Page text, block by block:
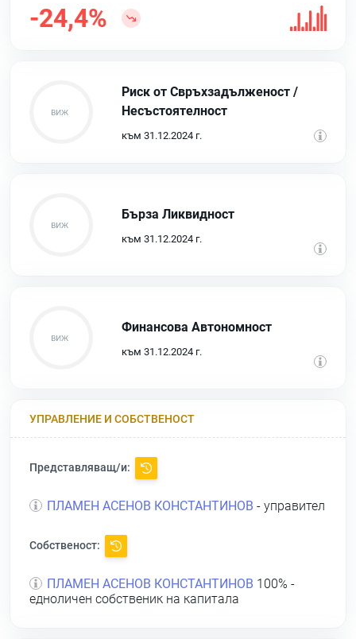
-24,4%
Риск от Свръхзадълженост /
Несъстоятелност
към 31.12.2024 г.
Бърза Ликвидност
към 31.12.2024 г.
Финансова Автономност
към 31.12.2024 г.
УПРАВЛЕНИЕ И СОБСТВЕНОСТ
Представляващ/и:
ПЛАМЕН АСЕНОВ КОНСТАНТИНОВ - управител
Собственост:
ПЛАМЕН АСЕНОВ КОНСТАНТИНОВ 100% -
едноличен собственик на капитала